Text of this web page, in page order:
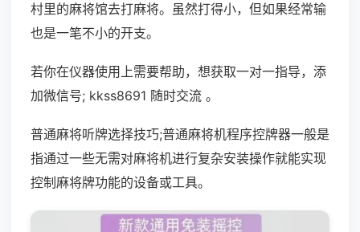
村里的麻将馆去打麻将。虽然打得小，但如果经常输
也是一笔不小的开支。
若你在仪器使用上需要帮助，想获取一对一指导，添
加微信号; kkss8691 随时交流 。
普通麻将听牌选择技巧;普通麻将机程序控牌器一般是
指通过一些无需对麻将机进行复杂安装操作就能实现
控制麻将牌功能的设备或工具。